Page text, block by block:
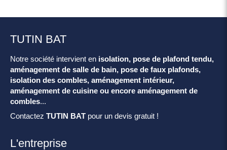
TUTIN BAT
Notre société intervient en isolation, pose de plafond tendu,
aménagement de salle de bain, pose de faux plafonds,
isolation des combles, aménagement intérieur,
aménagement de cuisine ou encore aménagement de
combles...
Contactez TUTIN BAT pour un devis gratuit !
L'entreprise